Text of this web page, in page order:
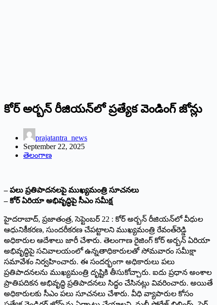
కోర్ అర్బ‌న్ రీజియ‌న్‌లో ప్రత్యేక వెండింగ్ జోన్లు
prajatantra_news
September 22, 2025
తెలంగాణ
– పలు ప్రతిపాదనలపై ముఖ్యమంత్రి సూచనలు
– కోర్‌ ఏరియా అభివృద్ధిపై సీఎం సమీక్ష
హైదరాబాద్‌, ప్రజాతంత్ర, సెప్టెంబర్ 22 : కోర్‌ అర్బన్‌ రీజియన్‌లో వీధుల
ఆధునికీక‌ర‌ణ‌, సుందరీకరణ చేపట్టాలని ముఖ్యమంత్రి రేవంత్‌రెడ్డి
అధికారుల ఆదేశాలు జారీ చేశారు. తెలంగాణ రైజింగ్‌ కోర్‌ అర్బన్‌ ఏరియా
అభివృద్ధిపై సచివాలయంలో ఉన్నతాధికారులతో సోమవారం సమీక్షా
సమావేశం నిర్వహించారు. ఈ సంద‌ర్భంగా అధికారులు పలు
ప్రతిపాదనలను ముఖ్యమంత్రి దృష్టికి తీసుకోచ్చారు. ఐదు ప్రధాన అంశాల
ప్రాతిపదికన అభివృద్ధి ప్రతిపాదనలు సిద్ధం చేసినట్లు వివరించారు. అయితే
అధికారులకు సీఎం పలు సూచనలు చేశారు. వీధి వ్యాపారుల కోసం